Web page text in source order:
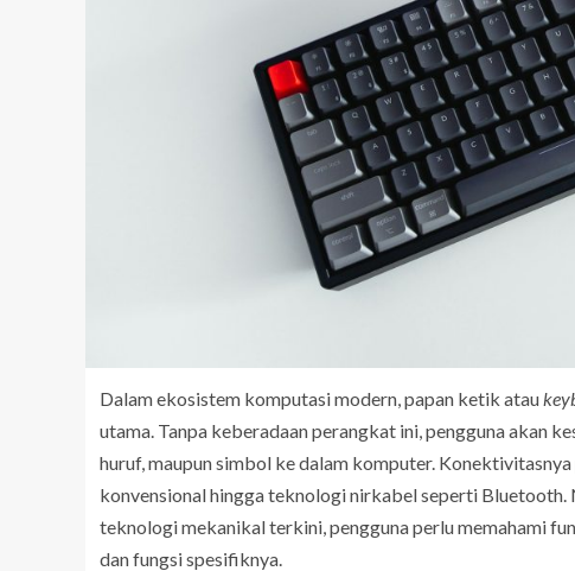
Dalam ekosistem komputasi modern, papan ketik atau
utama. Tanpa keberadaan perangkat ini, pengguna akan
huruf, maupun simbol ke dalam komputer.
konvensional hingga teknologi nirkabel seperti Bluetooth.
teknologi mekanikal terkini, pengguna perlu memahami
dan fungsi spesifiknya.